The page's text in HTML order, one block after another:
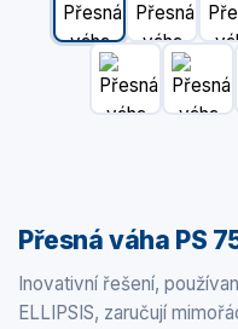
Přesná váha PS
Inovativní řešení,
ELLIPSIS, zaručují